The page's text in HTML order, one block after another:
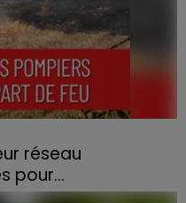
réseau
pour...
de départs de feu,